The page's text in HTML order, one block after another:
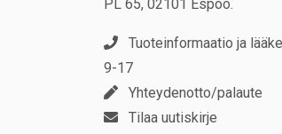
PL 65, 02101 Espoo.
Tuoteinformaatio ja
9-17
Yhteydenotto/palaute
Tilaa uutiskirje